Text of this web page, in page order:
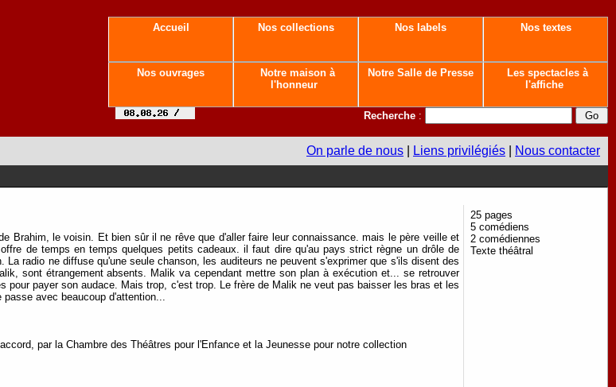
Accueil Nos collections Nos labels Nos textes
Nos ouvrages
Notre maison à
l'honneur
Notre Salle de Presse
Les spectacles à
l'affiche
Recherche :
On parle de nous Liens privilégiés Nous contacter
Brahim, le voisin. Et bien sûr il ne rêve que d'aller faire leur connaissance. mais le père veille et
de temps en temps quelques petits cadeaux. il faut dire qu'au pays strict règne un drôle de
radio ne diffuse qu'une seule chanson, les auditeurs ne peuvent s'exprimer que s'ils disent des
sont étrangement absents. Malik va cependant mettre son plan à exécution et... se retrouver
pour payer son audace. Mais trop, c'est trop. Le frère de Malik ne veut pas baisser les bras et les
avec beaucoup d'attention...
par la Chambre des Théâtres pour l'Enfance et la Jeunesse pour notre collection
25 pages
5 comédiens
2 comédiennes
Texte théâtral